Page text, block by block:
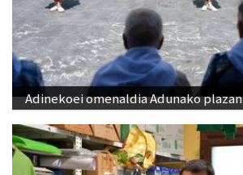
Adinekoei omenaldia Adunako plazan